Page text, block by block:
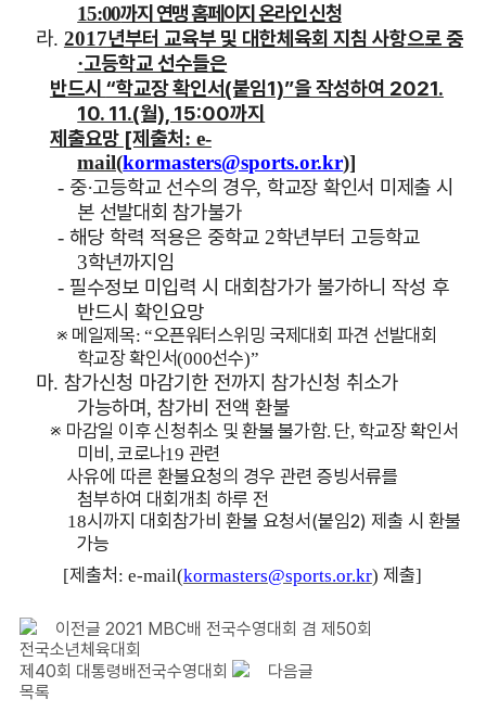
15:00까지 연맹 홈페이지 온라인 신청
라. 2017년부터 교육부 및 대한체육회 지침 사항으로 중
·고등학교 선수들은
반드시 “학교장 확인서(붙임1)”을 작성하여 2021.
10. 11.(월), 15:00까지
제출요망 [제출처 : e-
mail(kormasters@sports.or.kr)]
- 중·고등학교 선수의 경우, 학교장 확인서 미제출 시
본 선발대회 참가불가
- 해당 학력 적용은 중학교 2학년부터 고등학교
3학년까지임
- 필수정보 미입력 시 대회참가가 불가하니 작성 후
반드시 확인요망
※ 메일제목: “오픈워터스위밍 국제대회 파견 선발대회
학교장 확인서(000선수)”
마. 참가신청 마감기한 전까지 참가신청 취소가
가능하며,참가비 전액 환불
※ 마감일 이후 신청취소 및 환불 불가함. 단, 학교장 확인서
미비 ,코로나19 관련
사유에 따른 환불요청의 경우 관련 증빙서류를
첨부하여 대회개최 하루 전
18시까지 대회참가비 환불 요청서(붙임2) 제출 시 환불
가능
[제출처 : e-mail(kormasters@sports.or.kr) 제출]
이전글 2021 MBC배 전국수영대회 겸 제50회
전국소년체육대회
제40회 대통령배전국수영대회
다음글
목록